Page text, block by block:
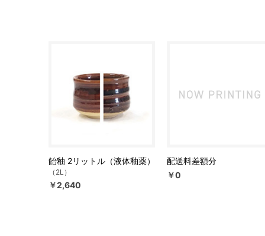
飴釉 2リットル（液体釉薬）
（2L）
￥2,640
配送料差額分
￥0